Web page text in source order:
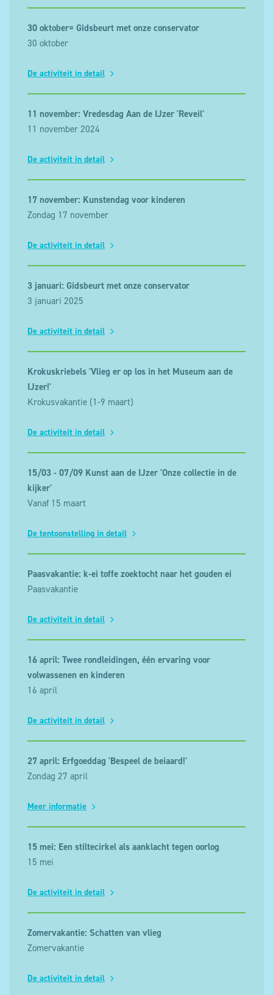
30 oktober= Gidsbeurt met onze conservator
30 oktober
De activiteit in detail
11 november: Vredesdag Aan de IJzer 'Reveil'
11 november 2024
De activiteit in detail
17 november: Kunstendag voor kinderen
Zondag 17 november
De activiteit in detail
3 januari: Gidsbeurt met onze conservator
3 januari 2025
De activiteit in detail
Krokuskriebels 'Vlieg er op los in het Museum aan de
IJzer!'
Krokusvakantie (1-9 maart)
De activiteit in detail
15/03 - 07/09 Kunst aan de IJzer 'Onze collectie in de
kijker'
Vanaf 15 maart
De tentoonstelling in detail
Paasvakantie: k-ei toffe zoektocht naar het gouden ei
Paasvakantie
De activiteit in detail
16 april: Twee rondleidingen, één ervaring voor
volwassenen en kinderen
16 april
De activiteit in detail
27 april: Erfgoeddag 'Bespeel de beiaard!'
Zondag 27 april
Meer informatie
15 mei: Een stiltecirkel als aanklacht tegen oorlog
15 mei
De activiteit in detail
Zomervakantie: Schatten van vlieg
Zomervakantie
De activiteit in detail